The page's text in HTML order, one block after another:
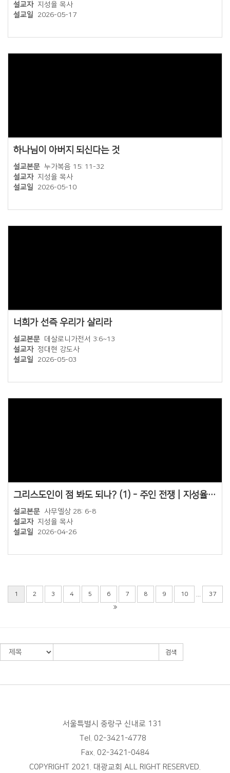
설교자 지성율 목사
설교일
2026-05-17
하나님이 아버지 되신다는 것
설교본문 누가복음 15: 11-32
설교자 지성율 목사
설교일
2026-05-10
너희가 선즉 우리가 살리라
설교본문 데살로니가전서 3:6~13
설교자 정대현 강도사
설교일
2026-05-03
그리스도인이 점 봐도 되나? (1) - 주인 전쟁 | 지성율 목사 | 신내대광교회 주일 4부 예배 설교 | 26.04.26
설교본문 사무엘상 28: 6-8
설교자 지성율 목사
설교일
2026-04-26
1 2 3 4 5 6 7 8 9 10 37
검색
서울특별시 중랑구 신내로 131
Tel. 02-3421-4778
Fax. 02-3421-0484
COPYRIGHT 2021. 대광교회 ALL RIGHT RESERVED.